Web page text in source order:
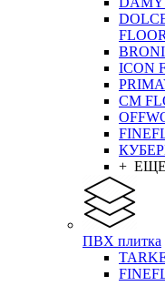
ICON
CM
+ ЕЩЕ
ПВХ плитка